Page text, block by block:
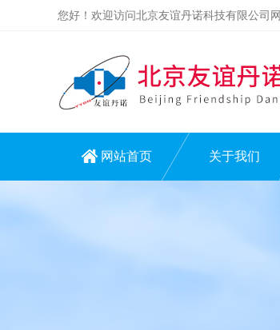
您好！欢迎访问北京友谊丹诺科技有限公司网
网站首页 关于我们